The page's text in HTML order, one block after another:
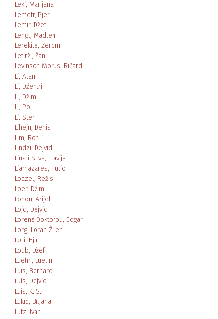
Leki, Marijana
Lemetr, Pjer
Lemir, Džef
Lengl, Madlen
Lerekile, Žerom
Letirži, Žan
Levinson Morus, Ričard
Li, Alan
Li, Džentri
Li, Džim
LI, Pol
Li, Sten
Lihejn, Denis
Lim, Ron
Lindzi, Dejvid
Lins i Silva, Flavija
Ljamazares, Hulio
Loazel, Režis
Loer, Džim
Lohon, Arijel
Lojd, Dejvid
Lorens Doktorou, Edgar
Lorg, Loran Žilen
Lori, Hju
Loub, Džef
Luelin, Luelin
Luis, Bernard
Luis, Dejvid
Luis, K. S.
Lukić, Biljana
Lutz, Ivan